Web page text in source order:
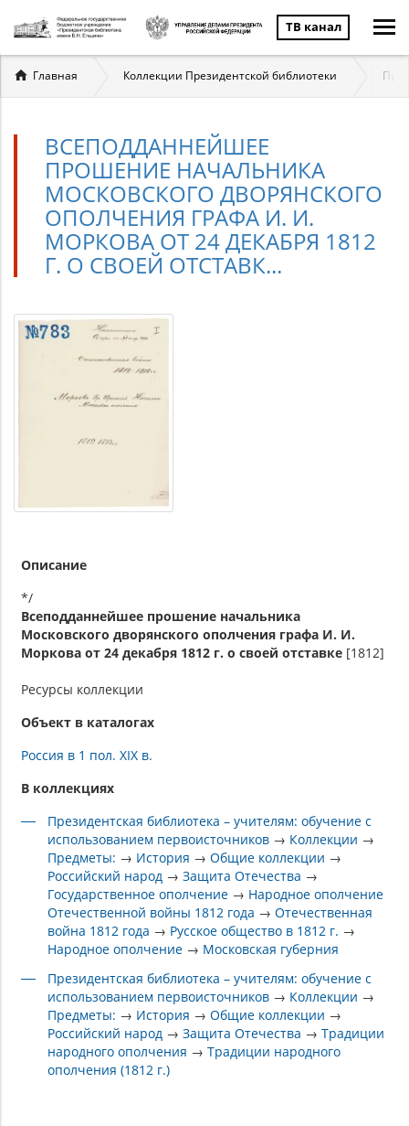
ТВ канал
Вы
здесь
Главная Коллекции Президентской библиотеки
ВСЕПОДДАННЕЙШЕЕ
ПРОШЕНИЕ НАЧАЛЬНИКА
МОСКОВСКОГО ДВОРЯНСКОГО
ОПОЛЧЕНИЯ ГРАФА И. И.
МОРКОВА ОТ 24 ДЕКАБРЯ 1812
Г. О СВОЕЙ ОТСТАВК...
Описание
*/
Всеподданнейшее прошение начальника
Московского дворянского ополчения графа И. И.
Моркова от 24 декабря 1812 г. о своей отставке [1812]
Ресурсы коллекции
Объект в каталогах
Россия в 1 пол. XIX в.
В коллекциях
Президентская библиотека – учителям: обучение с
использованием первоисточников → Коллекции →
Предметы: → История →Общие коллекции →
Российский народ →Защита Отечества →
Государственное ополчение → Народное ополчение
Отечественной войны 1812 года →Отечественная
война 1812 года → Русское общество в 1812 г. →
Народное ополчение → Московская губерния
Президентская библиотека – учителям: обучение с
использованием первоисточников → Коллекции →
Предметы: → История →Общие коллекции →
Российский народ →Защита Отечества →Традиции
народного ополчения →Традиции народного
ополчения (1812 г.)